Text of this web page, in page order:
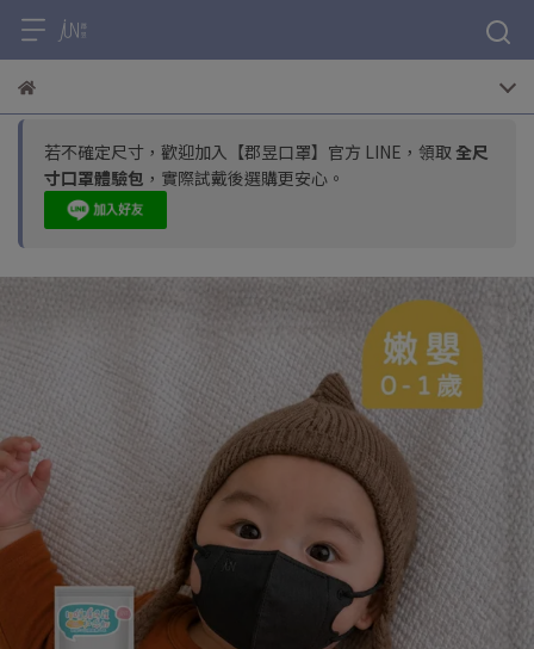
若不確定尺寸，歡迎加入【郡昱口罩】官方 LINE，領取 全尺
寸口罩體驗包 ，實際試戴後選購更安心。